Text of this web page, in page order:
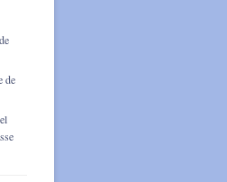
de